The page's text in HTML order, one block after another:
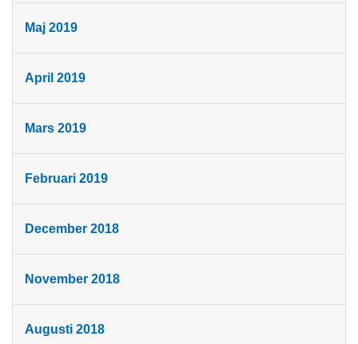
Maj 2019
April 2019
Mars 2019
Februari 2019
December 2018
November 2018
Augusti 2018